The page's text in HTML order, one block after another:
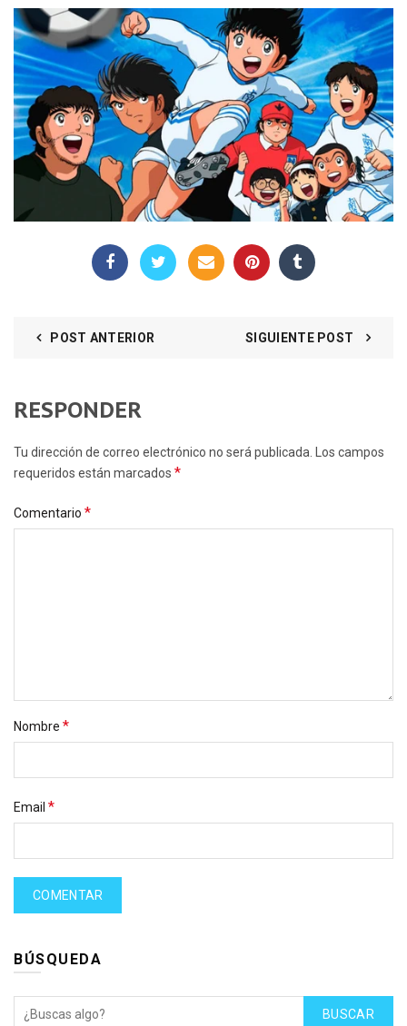
POST ANTERIOR SIGUIENTE POST
RESPONDER
Tu dirección de correo electrónico no será publicada. Los campos
requeridos están marcados *
Comentario *
Nombre *
Email *
BÚSQUEDA
BUSCAR